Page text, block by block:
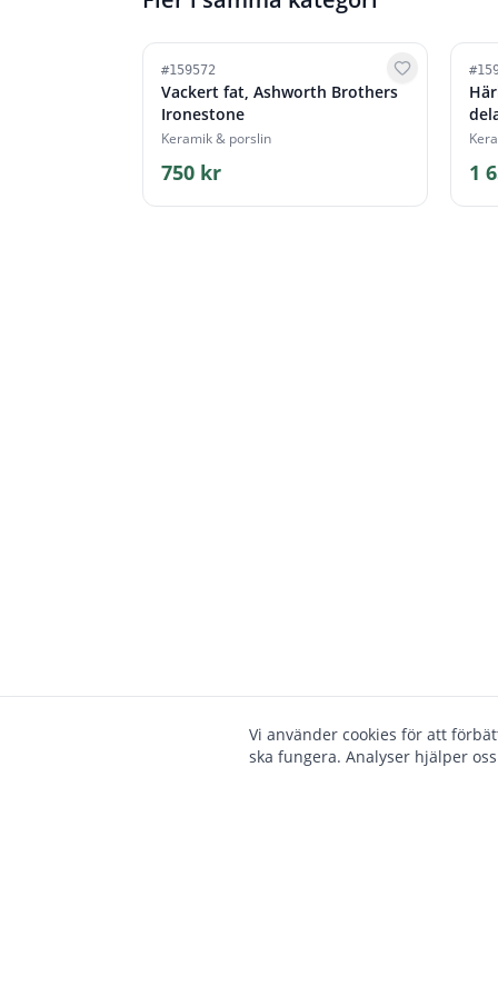
#159572
Vackert fat, Ashworth Brothers
Ironestone
Keramik & porslin
750 kr
#
1
Vi använder cookies för att
ska fungera. Analyser hjälper